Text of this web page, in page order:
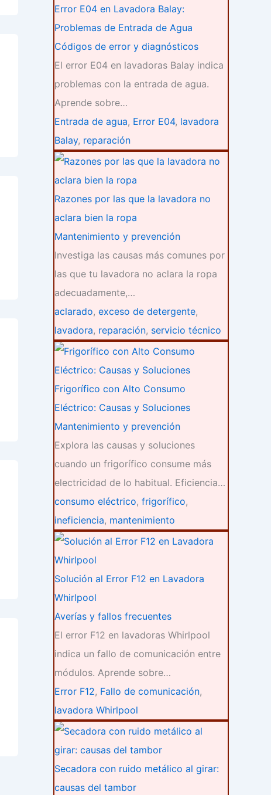
Error E04 en Lavadora Balay:
Problemas de Entrada de Agua
Códigos de error y diagnósticos
El error E04 en lavadoras Balay indica
problemas con la entrada de agua.
Aprende sobre…
Entrada de agua, Error E04, lavadora
Balay, reparación
Razones por las que la lavadora no
aclara bien la ropa
Mantenimiento y prevención
Investiga las causas más comunes por
las que tu lavadora no aclara la ropa
adecuadamente,…
aclarado, exceso de detergente,
lavadora, reparación, servicio técnico
Frigorífico con Alto Consumo
Eléctrico: Causas y Soluciones
Mantenimiento y prevención
Explora las causas y soluciones
cuando un frigorífico consume más
electricidad de lo habitual. Eficiencia…
consumo eléctrico, frigorífico,
ineficiencia, mantenimiento
Solución al Error F12 en Lavadora
Whirlpool
Averías y fallos frecuentes
El error F12 en lavadoras Whirlpool
indica un fallo de comunicación entre
módulos. Aprende sobre…
Error F12, Fallo de comunicación,
lavadora Whirlpool
Secadora con ruido metálico al girar:
causas del tambor